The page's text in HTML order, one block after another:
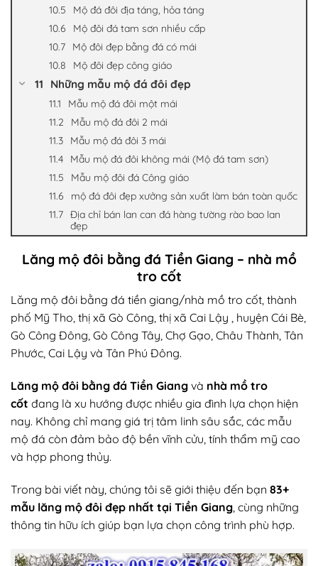
Mộ đá đôi địa táng, hỏa táng
Mộ đôi đá tam sơn nhiều cấp
Mộ đôi đẹp bằng đá có mái
Mộ đôi đẹp công giáo
Những mẫu mộ đá đôi đẹp
Mẫu mộ đá đôi một mái
Mẫu mộ đá đôi 2 mái
Mẫu mộ đá đôi 3 mái
Mẫu mộ đá đôi không mái (Mộ đá tam sơn)
Mẫu mộ đôi đá Công giáo
mộ đá đôi đẹp xưởng sản xuất làm bán toàn quốc
Địa chỉ bán lan can đá hàng tường rào bao lan
đẹp
Lăng mộ đôi bằng đá Tiền Giang – nhà mồ
tro cốt
Lăng mộ đôi bằng đá tiền giang/nhà mồ tro cốt, thành
phố Mỹ Tho, thị xã Gò Công, thị xã Cai Lậy , huyện Cái Bè,
Gò Công Đông, Gò Công Tây, Chợ Gạo, Châu Thành, Tân
Phước, Cai Lậy và Tân Phú Đông.
Lăng mộ đôi bằng đá Tiền Giang và nhà mồ tro
cốt đang là xu hướng được nhiều gia đình lựa chọn hiện
nay. Không chỉ mang giá trị tâm linh sâu sắc, các mẫu
mộ đá còn đảm bảo độ bền vĩnh cửu, tính thẩm mỹ cao
và hợp phong thủy.
Trong bài viết này, chúng tôi sẽ giới thiệu đến bạn 83+
mẫu lăng mộ đôi đẹp nhất tại Tiền Giang, cùng những
thông tin hữu ích giúp bạn lựa chọn công trình phù hợp.